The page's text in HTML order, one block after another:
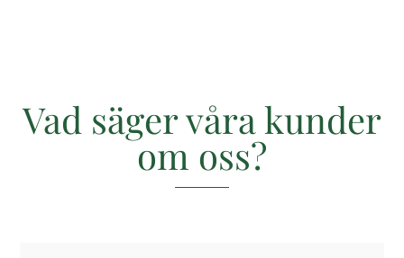
Vad säger våra kunder
om oss?